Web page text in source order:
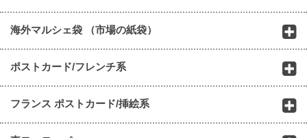
海外マルシェ袋 （市場の紙袋）
ポストカード/フレンチ系
フランス ポストカード/挿絵系